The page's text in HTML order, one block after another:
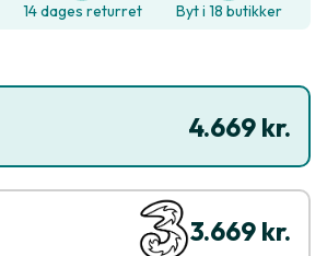
14 dages returret Byt i 18 butikker
4.669 kr.
3.669 kr.